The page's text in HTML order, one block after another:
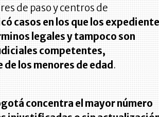
de paso y centros de
casos en los que los
legales y tampoco son
competentes,
los menores de edad .
concentra el mayor número